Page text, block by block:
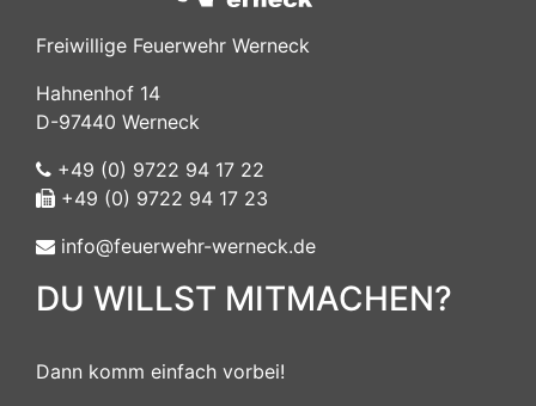
Freiwillige Feuerwehr Werneck
Hahnenhof 14
D-97440 Werneck
+49 (0) 9722 94 17 22
+49 (0) 9722 94 17 23
info@feuerwehr-werneck.de
DU WILLST MITMACHEN?
Dann komm einfach vorbei!